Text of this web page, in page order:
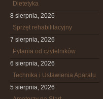
Dietetyka
8 sierpnia, 2026
Sprzęt rehabilitacyjny
7 sierpnia, 2026
Pytania od czytelników
6 sierpnia, 2026
Technika i Ustawienia Aparatu
5 sierpnia, 2026